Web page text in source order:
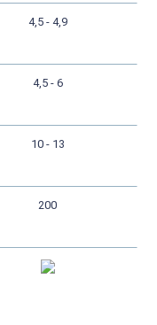
4,5 - 4,9
4,5 - 6
10 - 13
200